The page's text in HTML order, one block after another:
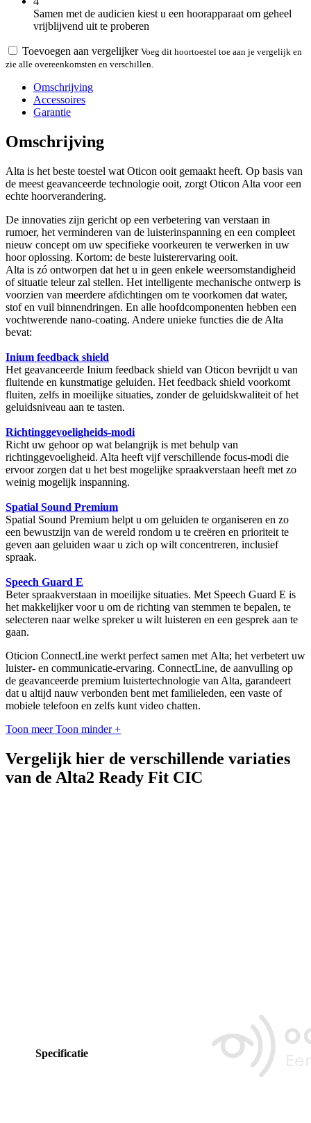
Samen met de audicien kiest u een hoorapparaat om geheel
vrijblijvend uit te proberen
Toevoegen aan vergelijker Voeg dit hoortoestel toe aan je vergelijk en
zie alle overeenkomsten en verschillen.
Omschrijving
Accessoires
Garantie
Omschrijving
Alta is het beste toestel wat Oticon ooit gemaakt heeft. Op basis van
de meest geavanceerde technologie ooit, zorgt Oticon Alta voor een
echte hoorverandering.
De innovaties zijn gericht op een verbetering van verstaan in
rumoer, het verminderen van de luisterinspanning en een compleet
nieuw concept om uw specifieke voorkeuren te verwerken in uw
hoor oplossing. Kortom: de beste luisterervaring ooit.
Alta is zó ontworpen dat het u in geen enkele weersomstandigheid
of situatie teleur zal stellen. Het intelligente mechanische ontwerp is
voorzien van meerdere afdichtingen om te voorkomen dat water,
stof en vuil binnendringen. En alle hoofdcomponenten hebben een
vochtwerende nano-coating. Andere unieke functies die de Alta
bevat:
Inium feedback shield
Het geavanceerde Inium feedback shield van Oticon bevrijdt u van
fluitende en kunstmatige geluiden. Het feedback shield voorkomt
fluiten, zelfs in moeilijke situaties, zonder de geluidskwaliteit of het
geluidsniveau aan te tasten.
Richtinggevoeligheids-modi
Richt uw gehoor op wat belangrijk is met behulp van
richtinggevoeligheid. Alta heeft vijf verschillende focus-modi die
ervoor zorgen dat u het best mogelijke spraakverstaan heeft met zo
weinig mogelijk inspanning.
Spatial Sound Premium
Spatial Sound Premium helpt u om geluiden te organiseren en zo
een bewustzijn van de wereld rondom u te creëren en prioriteit te
geven aan geluiden waar u zich op wilt concentreren, inclusief
spraak.
Speech Guard E
Beter spraakverstaan in moeilijke situaties. Met Speech Guard E is
het makkelijker voor u om de richting van stemmen te bepalen, te
selecteren naar welke spreker u wilt luisteren en een gesprek aan te
gaan.
Oticion ConnectLine werkt perfect samen met Alta; het verbetert uw
luister- en communicatie-ervaring. ConnectLine, de aanvulling op
de geavanceerde premium luistertechnologie van Alta, garandeert
dat u altijd nauw verbonden bent met familieleden, een vaste of
mobiele telefoon en zelfs kunt video chatten.
Toon meer Toon minder +
Vergelijk hier de verschillende variaties
van de Alta2 Ready Fit CIC
Specificatie